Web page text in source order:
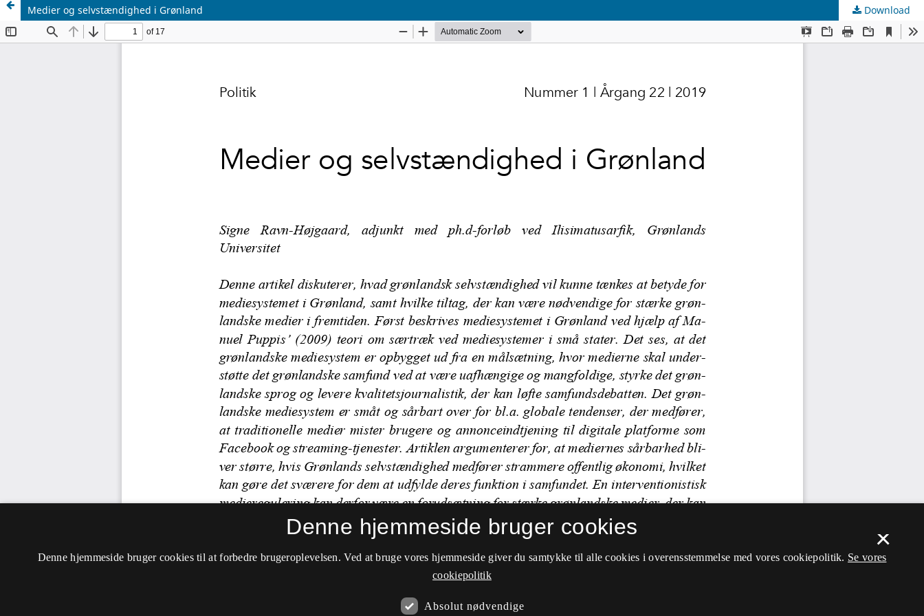
Medier og selvstændighed i Grønland Download
×
Denne hjemmeside bruger cookies
Denne hjemmeside bruger cookies til at forbedre brugeroplevelsen. Ved at bruge vores hjemmeside giver du samtykke til alle cookies i overensstemmelse med vores cookiepolitik. Se vores
cookiepolitik
Absolut nødvendige